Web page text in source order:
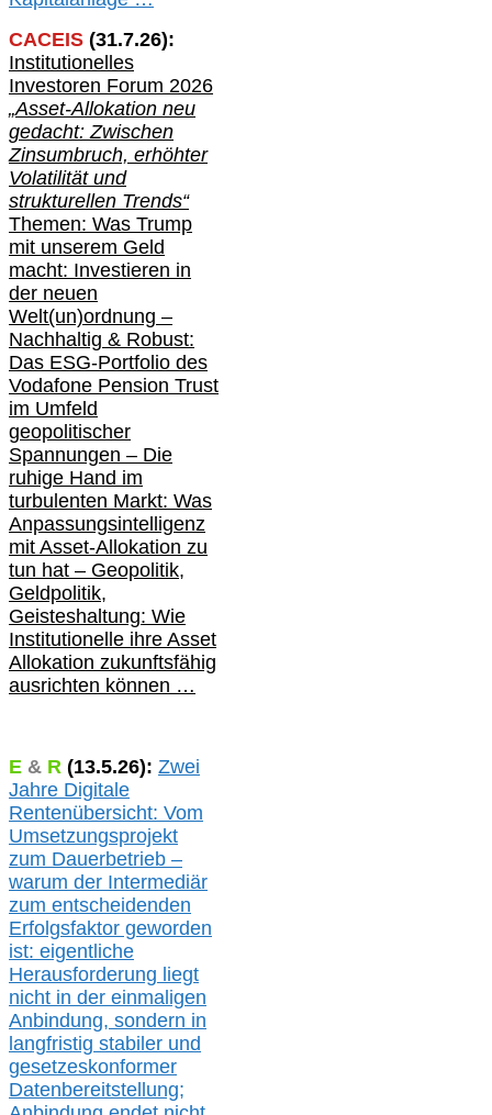
CACEIS (31.7.26):
Institutionelles
Investoren Forum 2026
„Asset-Allokation neu
gedacht: Zwischen
Zinsumbruch, erhöhter
Volatilität und
strukturellen Trends“
Themen: Was Trump
mit unserem Geld
macht: Investieren in
der neuen
Welt(un)ordnung –
Nachhaltig & Robust:
Das ESG-Portfolio des
Vodafone Pension Trust
im Umfeld
geopolitischer
Spannungen – Die
ruhige Hand im
turbulenten Markt: Was
Anpassungsintelligenz
mit Asset-Allokation zu
tun hat – Geopolitik,
Geldpolitik,
Geisteshaltung: Wie
Institutionelle ihre Asset
Allokation zukunftsfähig
ausrichten können …
E & R (13.5.26): Zwei
Jahre Digitale
Rentenübersicht: Vom
Umsetzungsprojekt
zum Dauerbetrieb –
warum der Intermediär
zum entscheidenden
Erfolgsfaktor geworden
ist: eigentliche
Herausforderung liegt
nicht in der einmaligen
Anbindung, sondern in
langfristig stabiler und
gesetzeskonformer
Datenbereitstellung;